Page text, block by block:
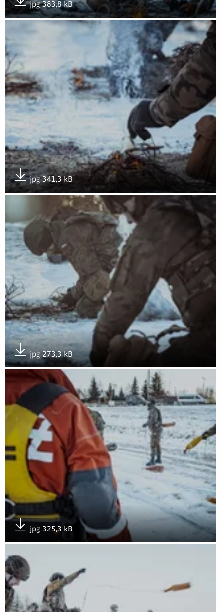
jpg 383,8 kB
Pobierz załącznik
Otwórz załącznik Kurs zapobiegania hipotermii
jpg 341,3 kB
Pobierz załącznik
Otwórz załącznik Kurs zapobiegania hipotermii
jpg 273,3 kB
Pobierz załącznik
Otwórz załącznik Kurs zapobiegania hipotermii
jpg 325,3 kB